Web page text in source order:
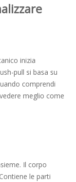
inizia
pull si basa su
comprendi
meglio come
Il corpo
le parti